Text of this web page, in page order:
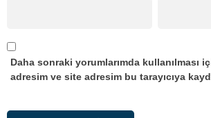
Daha sonraki yorumlarımda kullanılması
adresim ve site adresim bu tarayıcıya